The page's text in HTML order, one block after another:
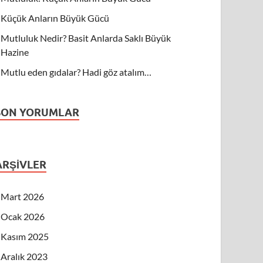
Küçük Anların Büyük Gücü
Mutluluk Nedir? Basit Anlarda Saklı Büyük
Hazine
Mutlu eden gıdalar? Hadi göz atalım…
YORUMLAR
Mart 2026
Ocak 2026
Kasım 2025
Aralık 2023